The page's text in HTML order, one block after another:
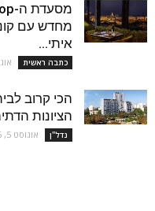
מחדש עם
איתי...
כתבה ראשית
הכי קרוב
הציונות
נדל''ן אוגוסט 5, 2026